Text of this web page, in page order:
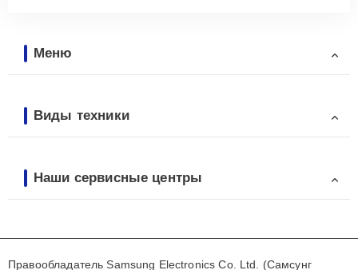
Меню
Виды техники
Наши сервисные центры
Правообладатель Samsung Electronics Co. Ltd. (Самсунг